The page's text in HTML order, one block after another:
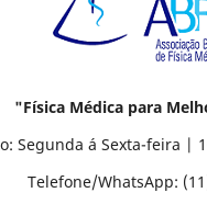
"Física Médica para
feira | 10:00h -
(11) 9